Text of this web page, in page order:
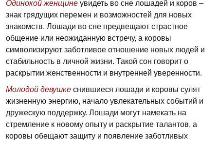
Одинокой женщине увидеть во сне лошадей и коров –
знак грядущих перемен и возможностей для новых
знакомств. Лошади во сне предвещают страстное
общение или неожиданную встречу, а коровы
символизируют заботливое отношение новых людей и
стабильность в личной жизни. Такой сон говорит о
раскрытии женственности и внутренней уверенности.
Молодой девушке снившиеся лошади и коровы сулят
жизненную энергию, начало увлекательных событий и
дружескую поддержку. Лошади могут намекать на
стремление к новому опыту и раскрытие талантов, а
коровы обещают защиту и появление заботливых